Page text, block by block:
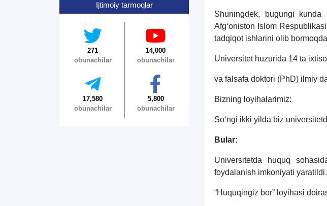
Ijtimoiy tarmoqlar
271
obunachilar
14,000
obunachilar
17,580
obunachilar
5,800
obunachilar
Shuningdek, bugungi kunda
Afg‘oniston Islom
tadqiqot ishlarini olib
Universitet huzurida 14 ta
va falsafa doktori (PhD) ilmiy
Bizning loyihalarimiz:
So‘ngi ikki yilda biz
Bular:
Universitetda huquq
foydalanish imkoniyati yaratildi.
“Huquqingiz bor” loyihasi